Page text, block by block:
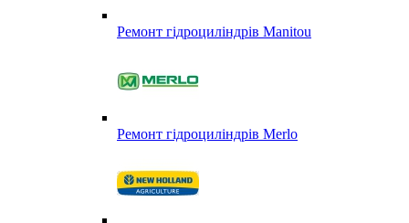
Ремонт гідроциліндрів Manitou
Ремонт гідроциліндрів Merlo